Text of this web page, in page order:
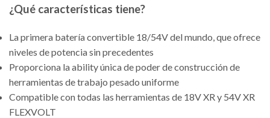
¿Qué características tiene?
La primera batería convertible 18/54V del mundo, que ofrece
niveles de potencia sin precedentes
Proporciona la ability única de poder de construcción de
herramientas de trabajo pesado uniforme
Compatible con todas las herramientas de 18V XR y 54V XR
FLEXVOLT